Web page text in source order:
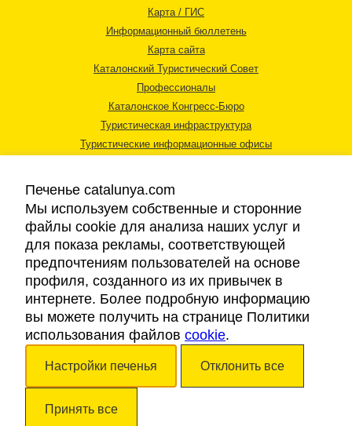
Карта / ГИС
Информационный бюллетень
Карта сайта
Каталонский Туристический Совет
Профессионалы
Каталонское Конгресс-Бюро
Туристическая инфраструктура
Туристические информационные офисы
Правовая информация
Cookies
Доступность
Авторские права © 2026. Каталонский Туристический Совет. Все права
Печенье catalunya.com
Мы используем собственные и сторонние
файлы cookie для анализа наших услуг и
для показа рекламы, соответствующей
предпочтениям пользователей на основе
профиля, созданного из их привычек в
интернете. Более подробную информацию
вы можете получить на странице Политики
использования файлов cookie.
Настройки печенья Отклонить все
Принять все